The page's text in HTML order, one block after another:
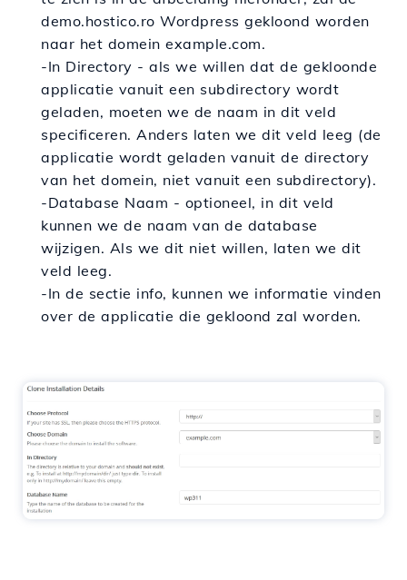
demo.hostico.ro Wordpress gekloond worden
naar het domein example.com.
-In Directory - als we willen dat de gekloonde
applicatie vanuit een subdirectory wordt
geladen, moeten we de naam in dit veld
specificeren. Anders laten we dit veld leeg (de
applicatie wordt geladen vanuit de directory
van het domein, niet vanuit een subdirectory).
-Database Naam - optioneel, in dit veld
kunnen we de naam van de database
wijzigen. Als we dit niet willen, laten we dit
veld leeg.
-In de sectie info, kunnen we informatie vinden
over de applicatie die gekloond zal worden.